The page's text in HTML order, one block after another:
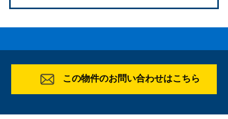
この物件のお問い合わせはこちら